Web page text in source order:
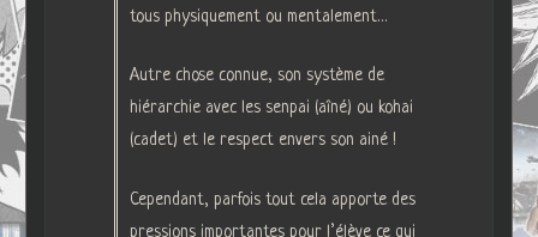
tous physiquement ou mentalement…
Autre chose connue, son système de
hiérarchie avec les senpai (aîné) ou kohai
(cadet) et le respect envers son ainé !
Cependant, parfois tout cela apporte des
pressions importantes pour l’élève ce qui